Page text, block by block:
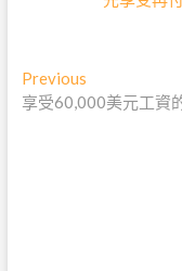
文
PreviousPrevious
post:
享受60,000美元工資